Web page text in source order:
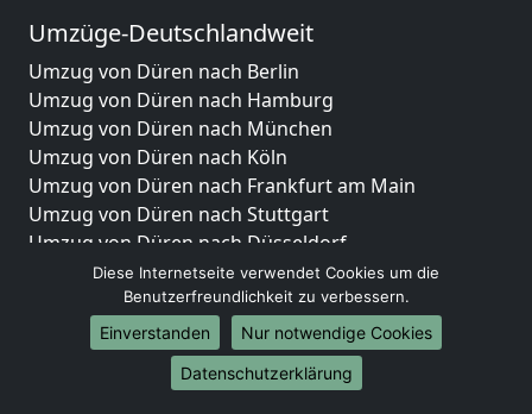
Umzüge-Deutschlandweit
Umzug von Düren nach Berlin
Umzug von Düren nach Hamburg
Umzug von Düren nach München
Umzug von Düren nach Köln
Umzug von Düren nach Frankfurt am Main
Umzug von Düren nach Stuttgart
Umzug von Düren nach Düsseldorf
Umzug von Düren nach Leipzig
Umzug von Düren nach Dortmund
Umzug von Düren nach Essen
Umzug von Düren nach Bremen
Umzug von Düren nach Dresden
Diese Internetseite verwendet Cookies um die
Benutzerfreundlichkeit zu verbessern.
Einverstanden
Nur notwendige Cookies
Datenschutzerklärung